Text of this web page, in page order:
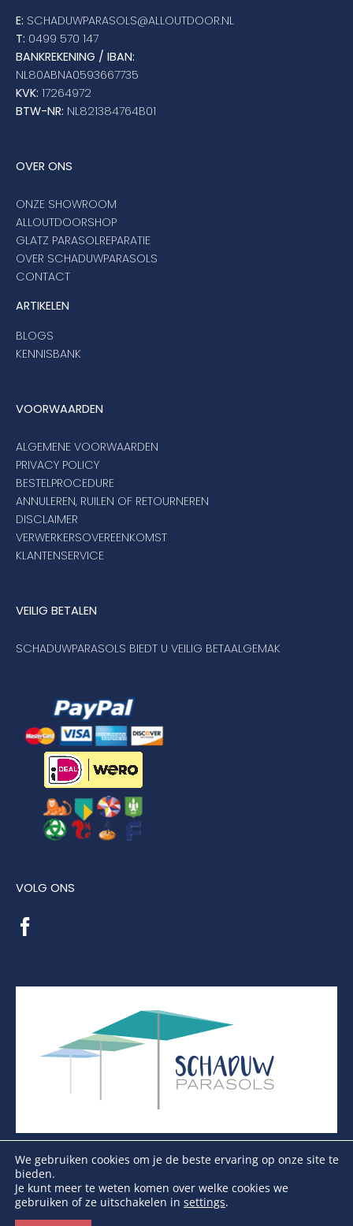
E: SCHADUWPARASOLS@ALLOUTDOOR.NL
T: 0499 570 147
BANKREKENING / IBAN:
NL80ABNA0593667735
KVK: 17264972
BTW-NR: NL821384764B01
OVER ONS
ONZE SHOWROOM
ALLOUTDOORSHOP
GLATZ PARASOLREPARATIE
OVER SCHADUWPARASOLS
CONTACT
ARTIKELEN
BLOGS
KENNISBANK
VOORWAARDEN
ALGEMENE VOORWAARDEN
PRIVACY POLICY
BESTELPROCEDURE
ANNULEREN, RUILEN OF RETOURNEREN
DISCLAIMER
VERWERKERSOVEREENKOMST
KLANTENSERVICE
VEILIG BETALEN
SCHADUWPARASOLS BIEDT U VEILIG BETAALGEMAK
VOLG ONS
Copyright Schaduwparasols © 2026. Alle Rechten
We gebruiken cookies om je de beste ervaring op onze site te
bieden.
Je kunt meer te weten komen over welke cookies we
gebruiken of ze uitschakelen in settings.